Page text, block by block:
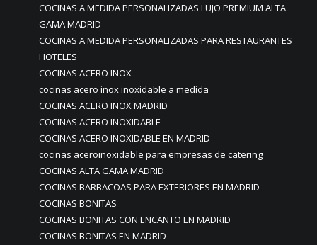
COCINAS A MEDIDA PERSONALIZADAS LUJO PREMIUM ALTA
GAMA MADRID
COCINAS A MEDIDA PERSONALIZADAS PARA RESTAURANTES
HOTELES
COCINAS ACERO INOX
cocinas acero inox inoxidable a medida
COCINAS ACERO INOX MADRID
COCINAS ACERO INOXIDABLE
COCINAS ACERO INOXIDABLE EN MADRID
cocinas aceroinoxidable para empresas de catering
COCINAS ALTA GAMA MADRID
COCINAS BARBACOAS PARA EXTERIORES EN MADRID
COCINAS BONITAS
COCINAS BONITAS CON ENCANTO EN MADRID
COCINAS BONITAS EN MADRID